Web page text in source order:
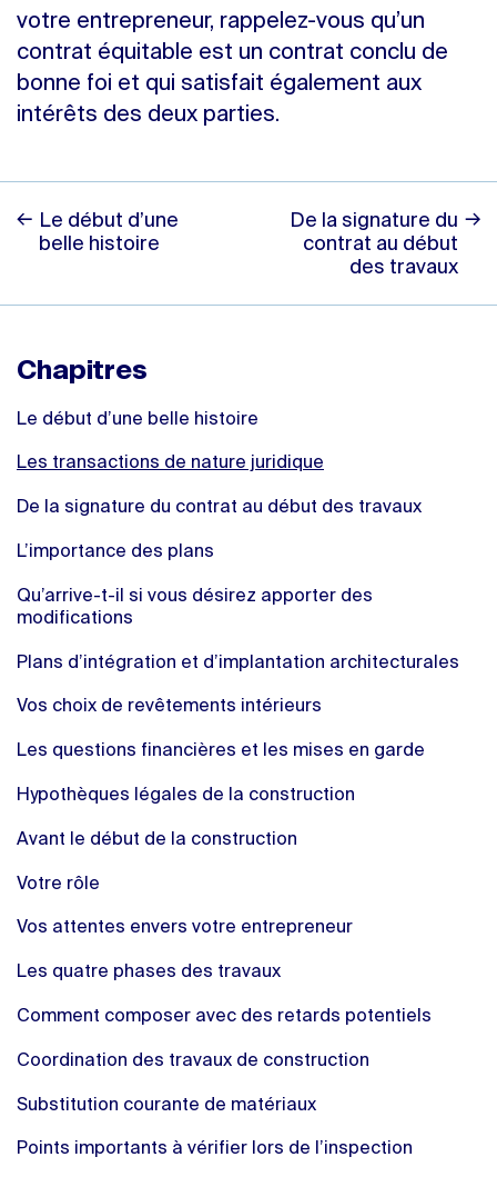
votre entrepreneur, rappelez-vous qu’un
contrat équitable est un contrat conclu de
bonne foi et qui satisfait également aux
intérêts des deux parties.
Chapitres
Le début d’une belle histoire
Les transactions de nature juridique
De la signature du contrat au début des travaux
L’importance des plans
Qu’arrive-t-il si vous désirez apporter des
modifications
Plans d’intégration et d’implantation architecturales
Vos choix de revêtements intérieurs
Les questions financières et les mises en garde
Hypothèques légales de la construction
Avant le début de la construction
Votre rôle
Vos attentes envers votre entrepreneur
Les quatre phases des travaux
Comment composer avec des retards potentiels
Coordination des travaux de construction
Substitution courante de matériaux
Points importants à vérifier lors de l’inspection
Le début d’une
belle histoire
De la signature du
contrat au début
des travaux